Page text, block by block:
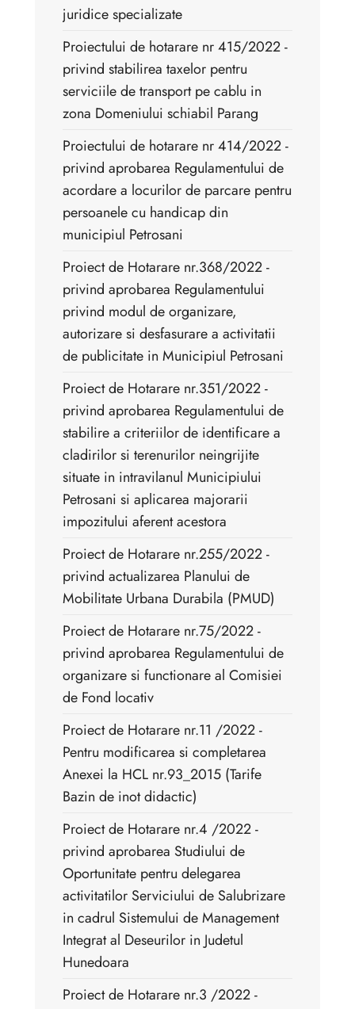
juridice specializate
Proiectului de hotarare nr 415/2022 -
privind stabilirea taxelor pentru
serviciile de transport pe cablu in
zona Domeniului schiabil Parang
Proiectului de hotarare nr 414/2022 -
privind aprobarea Regulamentului de
acordare a locurilor de parcare pentru
persoanele cu handicap din
municipiul Petrosani
Proiect de Hotarare nr.368/2022 - ​
privind aprobarea Regulamentului
privind modul de organizare,
autorizare si desfasurare a activitatii
de publicitate in Municipiul Petrosani
Proiect de Hotarare nr.351/2022 - ​
privind aprobarea Regulamentului de
stabilire a criteriilor de identificare a
cladirilor si terenurilor neingrijite
situate in intravilanul Municipiului
Petrosani si aplicarea majorarii
impozitului aferent acestora
Proiect de Hotarare nr.255/2022 -
privind actualizarea Planului de
Mobilitate Urbana Durabila (PMUD)
Proiect de Hotarare nr.75/2022 -
privind aprobarea Regulamentului de
organizare si functionare al Comisiei
de Fond locativ
Proiect de Hotarare nr.11 /2022 -
Pentru modificarea si completarea
Anexei la HCL nr.93_2015 (Tarife
Bazin de inot didactic)
Proiect de Hotarare nr.4 /2022 -
privind aprobarea Studiului de
Oportunitate pentru delegarea
activitatilor Serviciului de Salubrizare
in cadrul Sistemului de Management
Integrat al Deseurilor in Judetul
Hunedoara
Proiect de Hotarare nr.3 /2022 -